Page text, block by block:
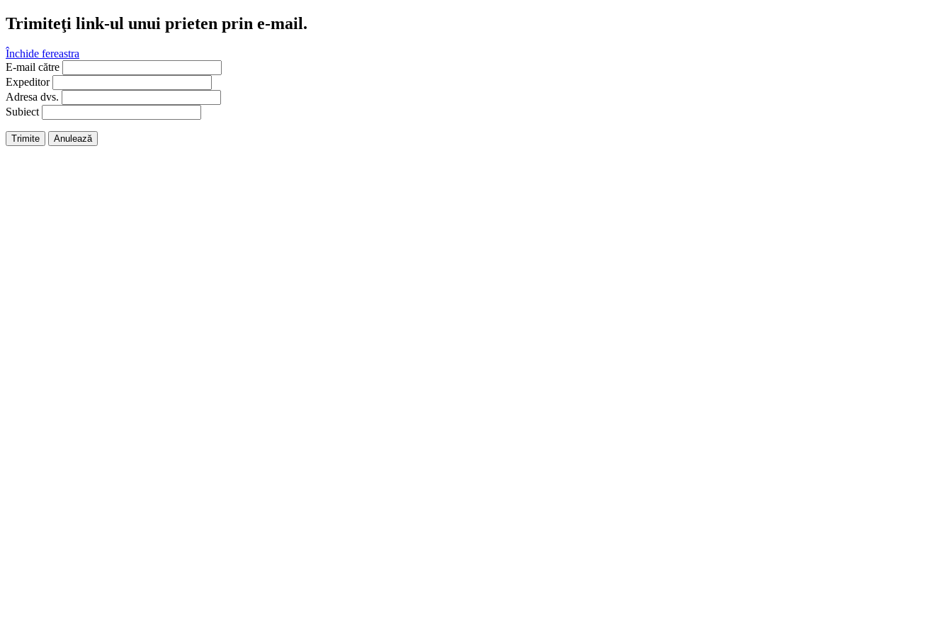
Trimiteţi link-ul unui prieten prin e-mail.
Închide fereastra
E-mail către
Expeditor
Adresa dvs.
Subiect
Trimite Anulează